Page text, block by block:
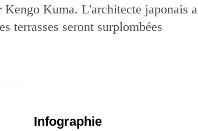
Kengo Kuma. L'architecte japonais a
terrasses seront surplombées
Infographie